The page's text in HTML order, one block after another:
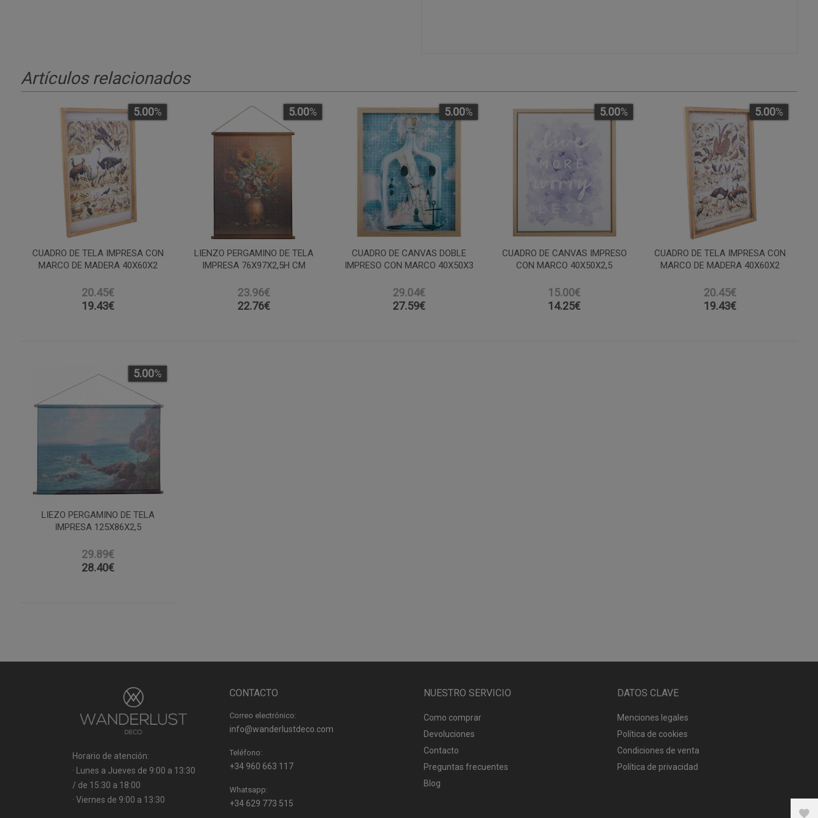
Artículos relacionados
CUADRO DE TELA IMPRESA CON
MARCO DE MADERA 40X60X2
20.45€
5.00%
19.43€
LIENZO PERGAMINO DE TELA
IMPRESA 76X97X2,5H CM
23.96€
5.00%
22.76€
CUADRO DE CANVAS DOBLE
IMPRESO CON MARCO 40X50X3
29.04€
5.00%
27.59€
CUADRO DE CANVAS IMPRESO
CON MARCO 40X50X2,5
15.00€
5.00%
14.25€
CUADRO DE TELA IMPRESA CON
MARCO DE MADERA 40X60X2
20.45€
5.00%
19.43€
LIEZO PERGAMINO DE TELA
IMPRESA 125X86X2,5
29.89€
5.00%
28.40€
Horario de atención:
· Lunes a Jueves de 9:00 a 13:30
/ de 15:30 a 18:00
· Viernes de 9:00 a 13:30
CONTACTO
Correo electrónico:
info@wanderlustdeco.com
Teléfono:
+34 960 663 117
Whatsapp:
+34 629 773 515
NUESTRO SERVICIO
Como comprar
Devoluciones
Contacto
Preguntas frecuentes
Blog
DATOS CLAVE
Menciones legales
Política de cookies
Condiciones de venta
Política de privacidad